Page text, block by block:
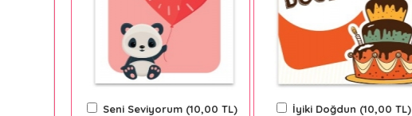
Seni Seviyorum (10,00 TL) İyiki Doğdun (10,00 TL)